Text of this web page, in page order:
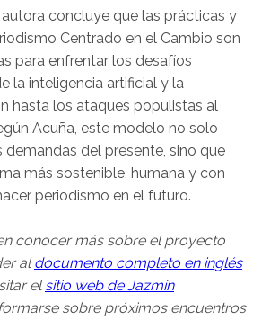
concluye que las prácticas y
Centrado en el Cambio son
para enfrentar los desafíos
la inteligencia artificial y la
hasta los ataques populistas al
Acuña, este modelo no solo
demandas del presente, sino que
más sostenible, humana y con
periodismo en el futuro.
conocer más sobre el proyecto
al documento completo en inglés
el sitio web de Jazmín
sobre próximos encuentros